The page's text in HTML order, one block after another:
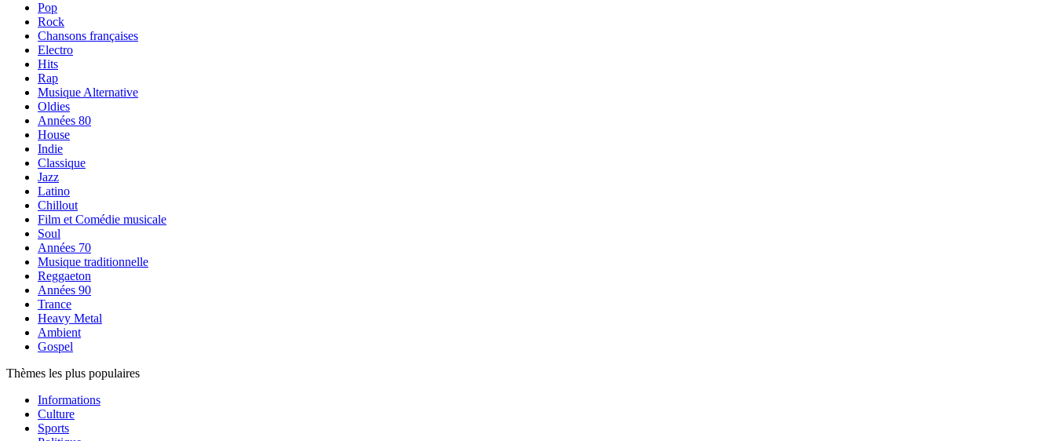
Pop
Rock
Chansons françaises
Electro
Hits
Rap
Musique Alternative
Oldies
Années 80
House
Indie
Classique
Jazz
Latino
Chillout
Film et Comédie musicale
Soul
Années 70
Musique traditionnelle
Reggaeton
Années 90
Trance
Heavy Metal
Ambient
Gospel
Thèmes les plus populaires
Informations
Culture
Sports